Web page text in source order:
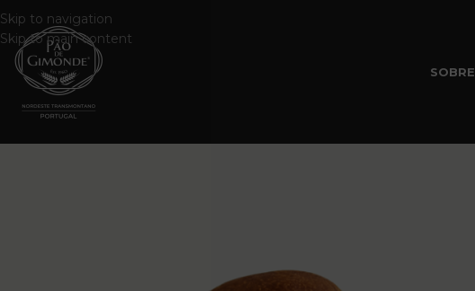
Skip to navigation
Skip to main content
SOBRE